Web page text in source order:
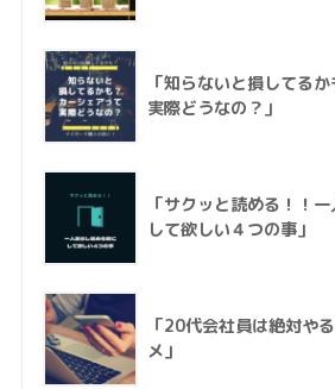
「知らないと損してる
実際どうなの？」
「サクッと読める！！
して欲しい４つの事」
「20代会社員は絶対や
メ」